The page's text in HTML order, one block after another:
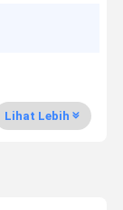
Lihat Lebih